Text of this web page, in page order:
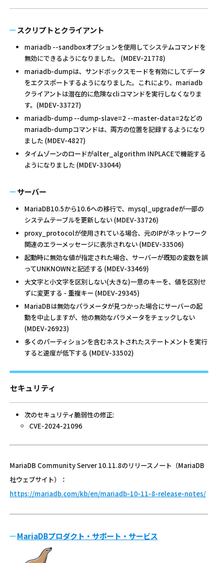
スクリプトとクライアント
mariadb --sandboxオプションを使用してシステムコマンドを
無効にできるようになりました。 (MDEV-21778)
mariadb-dumpは、サンドボックスモードを有効にしてデータ
をエクスポートするようになりました。これにより、mariadb
クライアントは潜在的に危険なcliコマンドを実行しなくなりま
す。(MDEV-33727)
mariadb-dump --dump-slave=2 --master-data=2などの
mariadb-dumpコマンドは、両方の位置を記録するようになり
ました (MDEV-4827)
タイムゾーンのロードがalter_algorithm INPLACEで機能する
ようになりました (MDEV-33044)
サーバー
MariaDB10.5から10.6への移行で、mysql_upgradeが一部の
システムテーブルを更新しない (MDEV-33726)
proxy_protocolが使用されている場合、元のIPがネットワーク
関連のエラーメッセージに表示されない (MDEV-33506)
起動時に無効な値が指定された場合、サーバーが既知の変数を誤
ってUNKNOWNと記述する (MDEV-33469)
大文字と小文字を区別しない(大きな)一意のキーを、値を区別せ
ずに変更する - 重複キー (MDEV-29345)
MariaDBは無効なパラメータが見つかった場合にサーバーの起
動を中止しますが、他の無効なパラメータをチェックしない
(MDEV-26923)
多くのパーティションを含むネストされたステートメントを実行
すると速度が低下する (MDEV-33502)
セキュリティ
次のセキュリティ脆弱性の修正:
CVE-2024-21096
MariaDB Community Server 10.11.8のリリースノート（MariaDB
社ウェブサイト）：
https://mariadb.com/kb/en/mariadb-10-11-8-release-notes/
MariaDBプロダクト・サポート・サービス